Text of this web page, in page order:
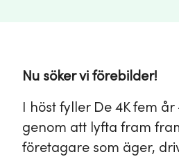
Nu söker vi förebilder!
I höst fyller De 4K fem
genom att lyfta fram
företagare som äger,